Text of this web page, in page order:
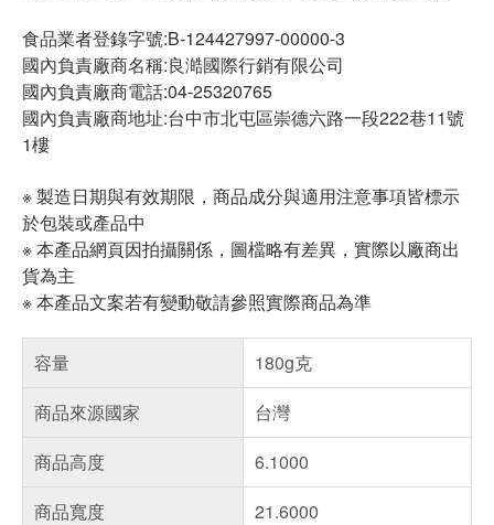
食品業者登錄字號:B-124427997-00000-3
國內負責廠商名稱:良澔國際行銷有限公司
國內負責廠商電話:04-25320765
國內負責廠商地址:台中市北屯區崇德六路一段222巷11號
1樓
※ 製造日期與有效期限，商品成分與適用注意事項皆標示
於包裝或產品中
※ 本產品網頁因拍攝關係，圖檔略有差異，實際以廠商出
貨為主
※ 本產品文案若有變動敬請參照實際商品為準
容量
180g克
商品來源國家
台灣
商品高度
6.1000
商品寬度
21.6000